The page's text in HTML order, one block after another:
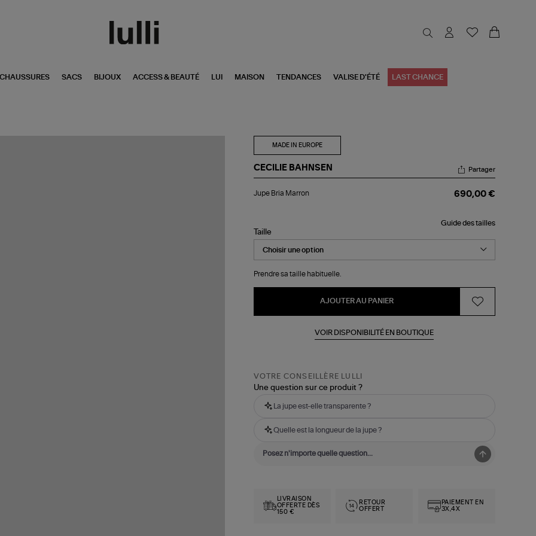
CHAUSSURES SACS BIJOUX ACCESS & BEAUTÉ LUI MAISON TENDANCES VALISE D'ÉTÉ LAST CHANCE
MADE IN EUROPE
CECILIE BAHNSEN
Bria
Partager
Jupe Bria Marron 690,00 €
Guide des tailles
Taille
Prendre sa taille habituelle.
AJOUTER AU PANIER
VOIR DISPONIBILITÉ EN BOUTIQUE
VOTRE CONSEILLÈRE LULLI
Une question sur ce produit ?
La jupe est-elle transparente ?
Quelle est la longueur de la jupe ?
LIVRAISON
OFFERTE DÈS
150 €
RETOUR
OFFERT
PAIEMENT EN
3X,4X